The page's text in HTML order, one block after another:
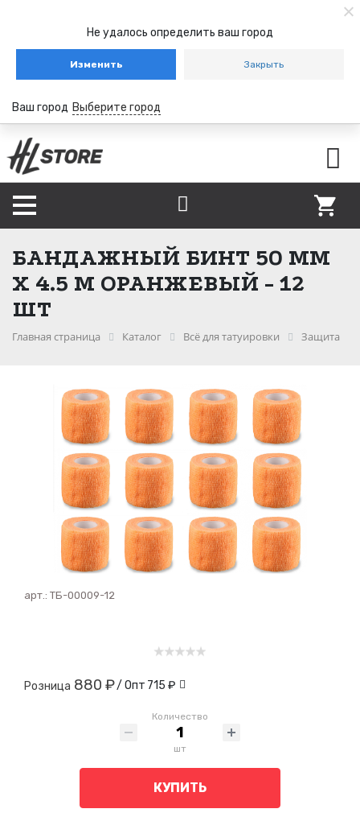
Не удалось определить ваш город
Изменить Закрыть
Ваш город Выберите город
БАНДАЖНЫЙ БИНТ 50 ММ
Х 4.5 М ОРАНЖЕВЫЙ - 12
ШТ
Главная страница Каталог Всё для татуировки Защита
арт.: ТБ-00009-12
Розница 880 ₽/ Опт 715 ₽
Количество
шт
КУПИТЬ